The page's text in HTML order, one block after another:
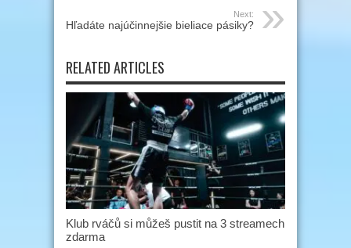
Next:
Hľadáte najúčinnejšie bieliace pásiky?
RELATED ARTICLES
Klub rváčů si můžeš pustit na 3 streamech
zdarma